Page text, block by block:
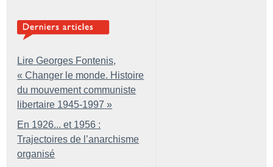
Lire Georges Fontenis,
« Changer le monde. Histoire
du mouvement communiste
libertaire 1945-1997 »
En 1926... et 1956 :
Trajectoires de l’anarchisme
organisé